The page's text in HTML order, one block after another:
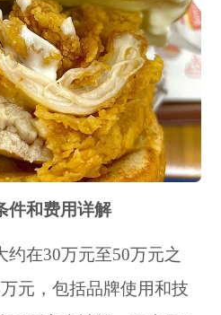
和费用详解
在30万元至50万元之
元，包括品牌使用和技